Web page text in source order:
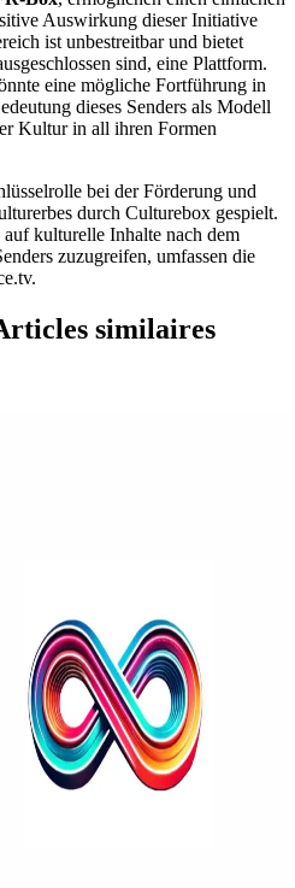
Auswirkung dieser Initiative
ist unbestreitbar und bietet
sind, eine Plattform.
eine mögliche Fortführung in
dieses Senders als Modell
Kultur in all ihren Formen
bei der Förderung und
durch Culturebox gespielt.
kulturelle Inhalte nach dem
zuzugreifen, umfassen die
similaires